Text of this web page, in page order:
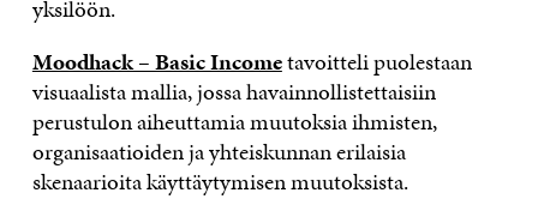
yksilöön.
Moodhack – Basic Incometavoitteli puolestaan
visuaalista mallia, jossa havainnollistettaisiin
perustulon aiheuttamia muutoksia ihmisten,
organisaatioiden ja yhteiskunnan erilaisia
skenaarioita käyttäytymisen muutoksista.